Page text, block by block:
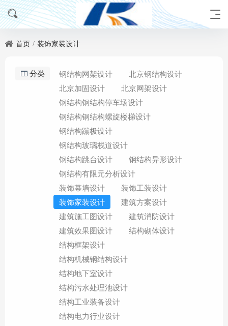
首页 装饰家装设计
分类 钢结构网架设计
北京钢结构设计
北京加固设计
北京网架设计
钢结构钢结构停车场设计
钢结构钢结构螺旋楼梯设计
钢结构蹦极设计
钢结构玻璃栈道设计
钢结构跳台设计
钢结构异形设计
钢结构有限元分析设计
装饰幕墙设计
装饰工装设计
装饰家装设计
建筑方案设计
建筑施工图设计
建筑消防设计
建筑效果图设计
结构砌体设计
结构框架设计
结构机械钢结构设计
结构地下室设计
结构污水处理池设计
结构工业装备设计
结构电力行业设计